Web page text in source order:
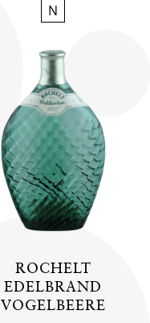
N
ROCHELT
EDELBRAND
VOGELBEERE